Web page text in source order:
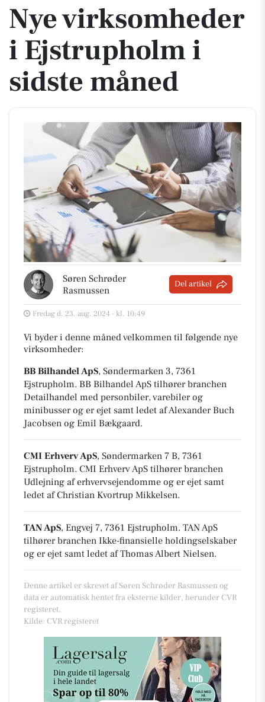
Nye virksomheder
i Ejstrupholm i
sidste måned
Søren Schrøder
Rasmussen
Del artikel
Fredag d. 23. aug. 2024 - kl. 10:49
Vi byder i denne måned velkommen til følgende nye
virksomheder:
BB Bilhandel ApS, Søndermarken 3, 7361
Ejstrupholm. BB Bilhandel ApS tilhører branchen
Detailhandel med personbiler, varebiler og
minibusserog er ejet samt ledet af Alexander Buch
Jacobsen og Emil Bækgaard.
CMI Erhverv ApS, Søndermarken 7 B, 7361
Ejstrupholm. CMI Erhverv ApS tilhører branchen
Udlejning af erhvervsejendomme og er ejet samt
ledet af Christian Kvortrup Mikkelsen.
TAN ApS, Engvej 7, 7361 Ejstrupholm. TAN ApS
tilhører branchen Ikke-finansielle holdingselskaber
og er ejet samt ledet af Thomas Albert Nielsen.
Denne artikel er skrevet af Søren Schrøder Rasmussen og
data er automatisk hentet fra eksterne kilder, herunder CVR
registeret.
Kilde: CVR registeret